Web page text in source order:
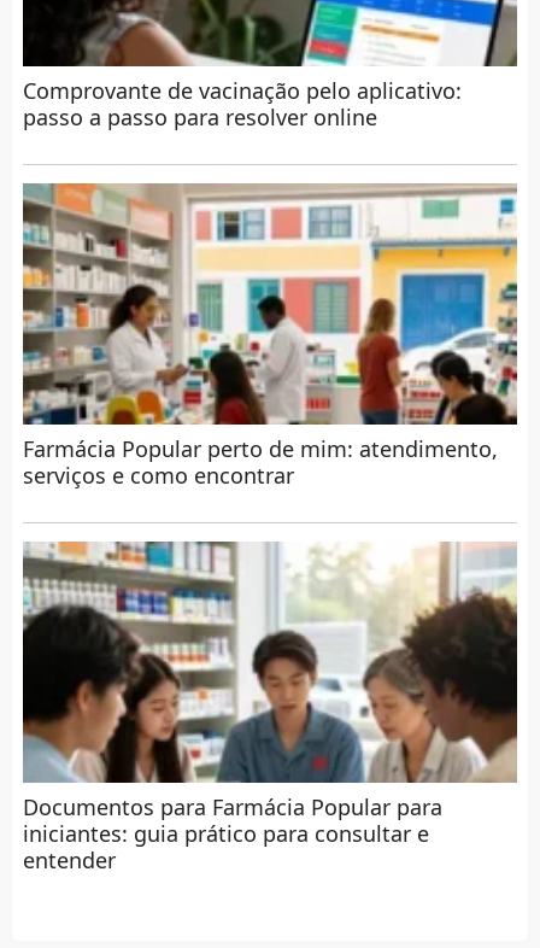
Comprovante de vacinação pelo aplicativo:
passo a passo para resolver online
Farmácia Popular perto de mim: atendimento,
serviços e como encontrar
Documentos para Farmácia Popular para
iniciantes: guia prático para consultar e
entender